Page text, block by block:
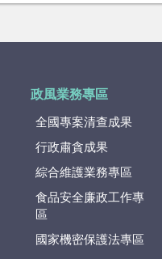
政風業務專區
全國專案清查成果
行政肅貪成果
綜合維護業務專區
食品安全廉政工作專
區
國家機密保護法專區